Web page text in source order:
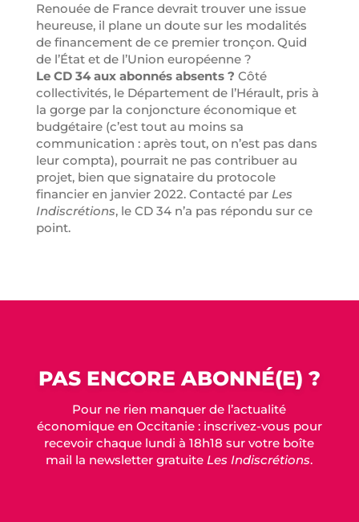
Renouée de France devrait trouver une issue
heureuse, il plane un doute sur les modalités
de financement de ce premier tronçon. Quid
de l’État et de l’Union européenne ?
Le CD 34 aux abonnés absents ? Côté
collectivités, le Département de l’Hérault, pris à
la gorge par la conjoncture économique et
budgétaire (c’est tout au moins sa
communication : après tout, on n’est pas dans
leur compta), pourrait ne pas contribuer au
projet, bien que signataire du protocole
financier en janvier 2022. Contacté par Les
Indiscrétions, le CD 34 n’a pas répondu sur ce
point.
PAS ENCORE ABONNÉ(E) ?
Pour ne rien manquer de l’actualité
économique en Occitanie : inscrivez-vous pour
recevoir chaque lundi à 18h18 sur votre boîte
mail la newsletter gratuiteLes Indiscrétions.